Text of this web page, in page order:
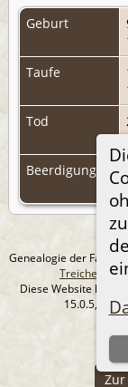
Geburt
Taufe
Tod
Beerdigung
Genealogie der
Treichel
Diese Website läuft
15.0.5,
Zur